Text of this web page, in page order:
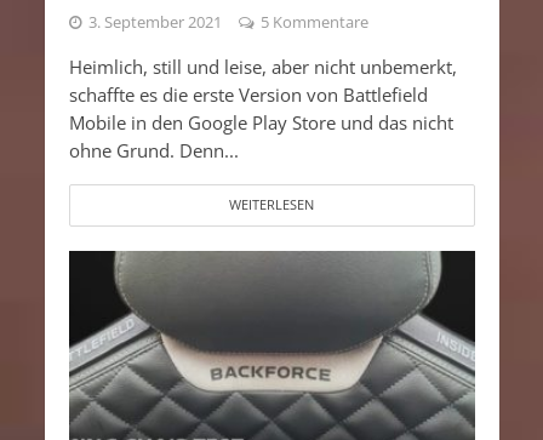
3. September 2021 5 Kommentare
Heimlich, still und leise, aber nicht unbemerkt,
schaffte es die erste Version von Battlefield
Mobile in den Google Play Store und das nicht
ohne Grund. Denn...
WEITERLESEN